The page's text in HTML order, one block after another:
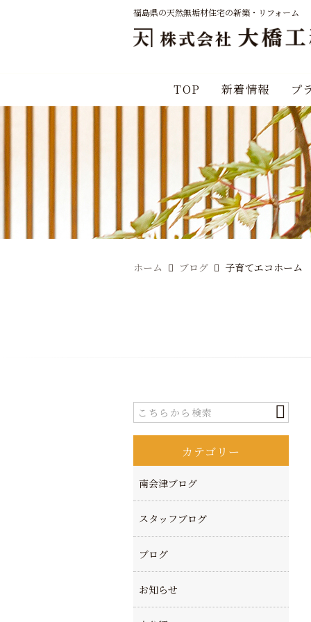
福島県の天然無垢材住宅の新築・リフォーム
TOP 新着情報 プ
ホーム ブログ 子育てエコホー
カテゴリー
南会津ブログ
スタッフブログ
ブログ
お知らせ